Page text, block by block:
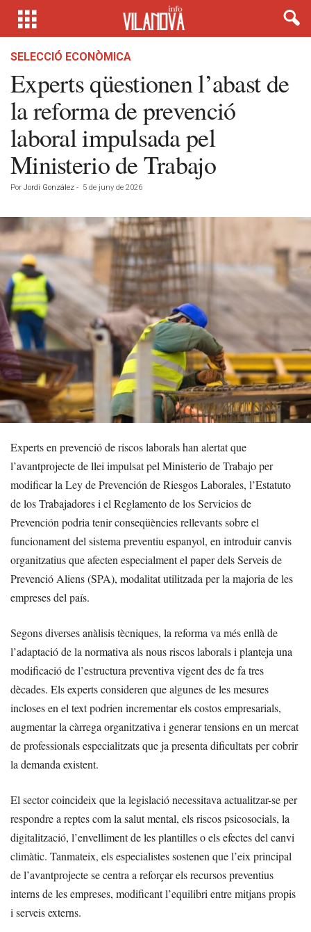
SELECCIÓ ECONÒMICA
Experts qüestionen l’abast de
la reforma de prevenció
laboral impulsada pel
Ministerio de Trabajo
Por Jordi González - 5 de juny de 2026
Experts en prevenció de riscos laborals han alertat que
l’avantprojecte de llei impulsat pel Ministerio de Trabajo per
modificar la Ley de Prevención de Riesgos Laborales, l’Estatuto
de los Trabajadores i el Reglamento de los Servicios de
Prevención podria tenir conseqüències rellevants sobre el
funcionament del sistema preventiu espanyol, en introduir canvis
organitzatius que afecten especialment el paper dels Serveis de
Prevenció Aliens (SPA), modalitat utilitzada per la majoria de les
empreses del país.
Segons diverses anàlisis tècniques, la reforma va més enllà de
l’adaptació de la normativa als nous riscos laborals i planteja una
modificació de l’estructura preventiva vigent des de fa tres
dècades. Els experts consideren que algunes de les mesures
incloses en el text podrien incrementar els costos empresarials,
augmentar la càrrega organitzativa i generar tensions en un mercat
de professionals especialitzats que ja presenta dificultats per cobrir
la demanda existent.
El sector coincideix que la legislació necessitava actualitzar-se per
respondre a reptes com la salut mental, els riscos psicosocials, la
digitalització, l’envelliment de les plantilles o els efectes del canvi
climàtic. Tanmateix, els especialistes sostenen que l’eix principal
de l’avantprojecte se centra a reforçar els recursos preventius
interns de les empreses, modificant l’equilibri entre mitjans propis
i serveis externs.